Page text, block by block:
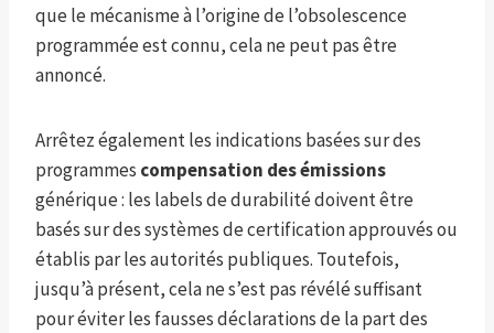
que le mécanisme à l’origine de l’obsolescence
programmée est connu, cela ne peut pas être
annoncé.
Arrêtez également les indications basées sur des
programmes compensation des émissions
générique : les labels de durabilité doivent être
basés sur des systèmes de certification approuvés ou
établis par les autorités publiques. Toutefois,
jusqu’à présent, cela ne s’est pas révélé suffisant
pour éviter les fausses déclarations de la part des